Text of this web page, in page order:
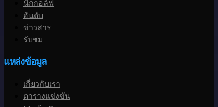
นักกอล์ฟ
อันดับ
ข่าวสาร
รับชม
แหล่งข้อมูล
เกี่ยวกับเรา
ตารางแข่งขัน